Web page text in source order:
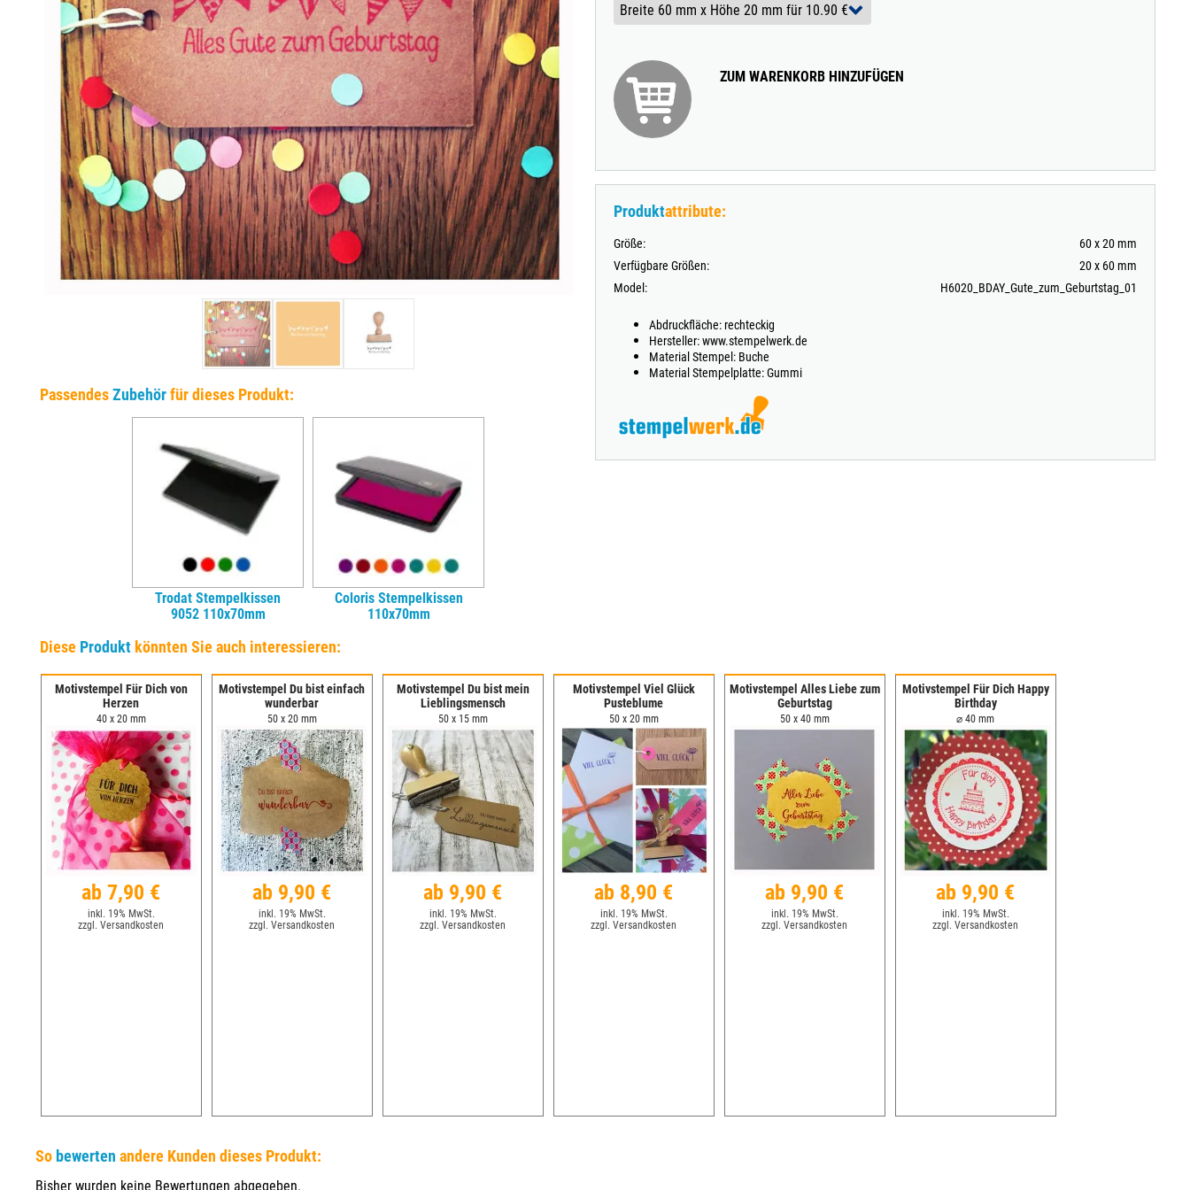
EINSÄTZE FÜR TRODAT PRÄGEZANGEN
DELRINPLATTEN FÜR PRÄGEZANGEN
TRODAT® VINTAGE
TRODAT® CREATIVE MINI STEMPEL + KISSEN SET
PassendesZubehörfür dieses Produkt:
Trodat Stempelkissen
9052 110x70mm
Coloris Stempelkissen
110x70mm
ZUM WARENKORB HINZUFÜGEN
Produktattribute:
Größe:
60 x 20 mm
Verfügbare Größen:
20 x 60 mm
Model:
H6020_BDAY_Gute_zum_Geburtstag_01
Abdruckfläche: rechteckig
Hersteller: www.stempelwerk.de
Material Stempel: Buche
Material Stempelplatte: Gummi
Diese Produktkönnten Sie auch interessieren:
Motivstempel Für Dich von
Herzen
40 x 20 mm
ab 7,90 €
inkl. 19% MwSt.
zzgl. Versandkosten
Motivstempel Du bist einfach
wunderbar
50 x 20 mm
ab 9,90 €
inkl. 19% MwSt.
zzgl. Versandkosten
Motivstempel Du bist mein
Lieblingsmensch
50 x 15 mm
ab 9,90 €
inkl. 19% MwSt.
zzgl. Versandkosten
Motivstempel Viel Glück
Pusteblume
50 x 20 mm
ab 8,90 €
inkl. 19% MwSt.
zzgl. Versandkosten
Motivstempel Alles Liebe zum
Geburtstag
50 x 40 mm
ab 9,90 €
inkl. 19% MwSt.
zzgl. Versandkosten
Motivstempel Für Dich Happy
Birthday
⌀ 40 mm
ab 9,90 €
inkl. 19% MwSt.
zzgl. Versandkosten
So bewerten andere Kunden dieses Produkt:
Bisher wurden keine Bewertungen abgegeben.